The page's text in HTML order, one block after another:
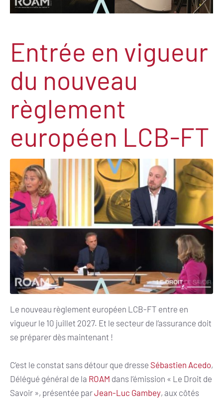
Entrée en vigueur
du nouveau
règlement
européen LCB-FT
Le nouveau règlement européen LCB-FT entre en
vigueur le 10 juillet 2027. Et le secteur de l’assurance doit
se préparer dès maintenant !
C’est le constat sans détour que dresse Sébastien Acedo,
Délégué général de la ROAM dans l’émission « Le Droit de
Savoir », présentée parJean-Luc Gambey, aux côtés